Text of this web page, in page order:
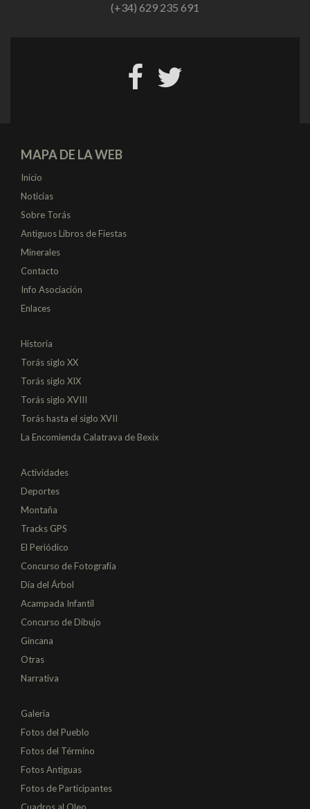
(+34) 629 235 691
MAPA DE LA WEB
Inicio
Noticias
Sobre Torás
Antiguos Libros de Fiestas
Minerales
Contacto
Info Asociación
Enlaces
Historia
Torás siglo XX
Torás siglo XIX
Torás siglo XVIII
Torás hasta el siglo XVII
La Encomienda Calatrava de Bexix
Actividades
Deportes
Montaña
Tracks GPS
El Periódico
Concurso de Fotografía
Día del Árbol
Acampada Infantil
Concurso de Dibujo
Gincana
Otras
Narrativa
Galería
Fotos del Pueblo
Fotos del Término
Fotos Antiguas
Fotos de Participantes